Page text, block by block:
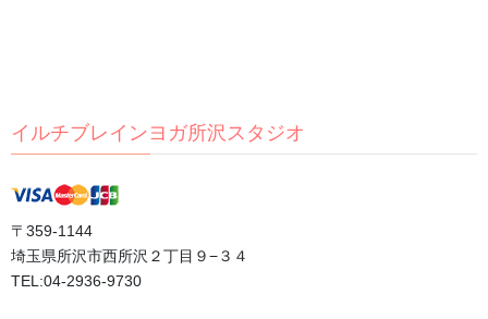
情報があふれる時代だからこそ、自分の中心を見失
わないために
カテゴリー
おすすめ動画
イルチブレインヨガ所沢スタジオ
〒359-1144
埼玉県所沢市西所沢２丁目９−３４
TEL:04-2936-9730